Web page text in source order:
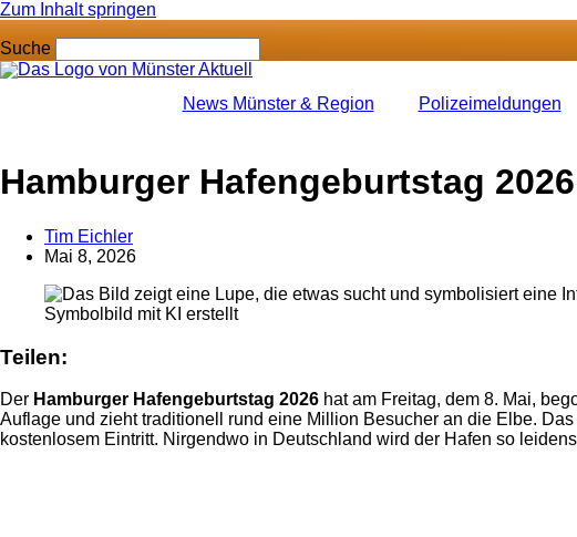
Zum Inhalt springen
Suche
News Münster & Region Polizeimeldungen
Hamburger Hafengeburtstag
Tim Eichler
Mai 8, 2026
Symbolbild mit KI erstellt
Teilen:
Der Hamburger Hafengeburtstag 2026 hat am Freitag, dem 8. Mai,
Auflage und zieht traditionell rund eine Million Besucher an die Elbe.
kostenlosem Eintritt. Nirgendwo in Deutschland wird der Hafen so